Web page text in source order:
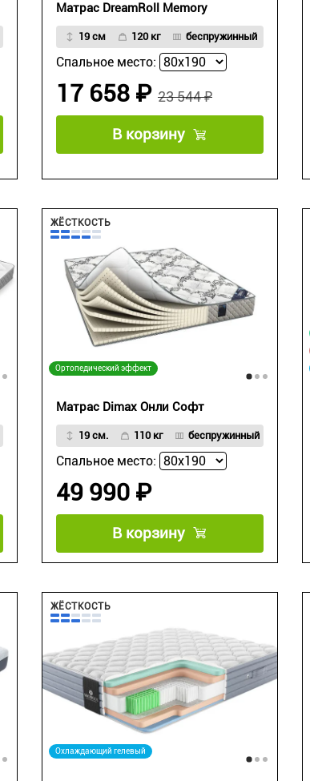
Матрас DreamRoll Memory
19 см 120 кг беспружинный
Спальное место:
23 544 ₽
17 658 ₽
В корзину
ЖЁСТКОСТЬ
Ортопедический эффект
Матрас Dimax Онли Софт
19 см. 110 кг беспружинный
Спальное место:
49 990 ₽
В корзину
ЖЁСТКОСТЬ
Охлаждающий гелевый